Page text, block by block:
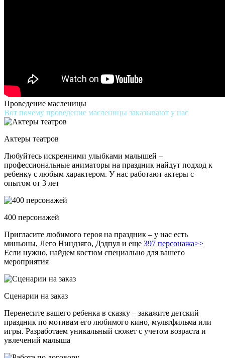
Проведение масленицы
Вот почему проведение масленицы заказывают у нас
Актеры театров
Любуйтесь искренними улыбками малышей –
профессиональные аниматоры на праздник найдут подход к
ребенку с любым характером. У нас работают актеры с
опытом от 3 лет
400 персонажей
Пригласите любимого героя на праздник – у нас есть
миньоны, Лего Ниндзяго, Дэдпул и еще 397 персонажа>>
Если нужно, найдем костюм специально для вашего
мероприятия
Сценарии на заказ
Перенесите вашего ребенка в сказку – закажите детский
праздник по мотивам его любимого кино, мультфильма или
игры. Разработаем уникальный сюжет с учетом возраста и
увлечений малыша